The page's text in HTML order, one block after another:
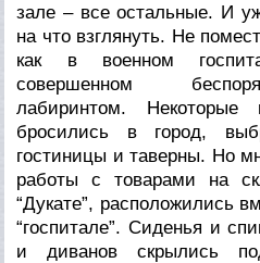
зале – все остальные. И
на что взглянуть. Не
как в военном
совершенном
лабиринтом.
бросились в город,
гостиницы и таверны. Но
работы с товарами на
“Дукате”, расположились
“госпитале”. Сиденья и
и диванов скрылись